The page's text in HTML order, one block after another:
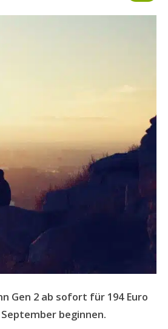
Gen 2 ab sofort für 194 Euro
beginnen.